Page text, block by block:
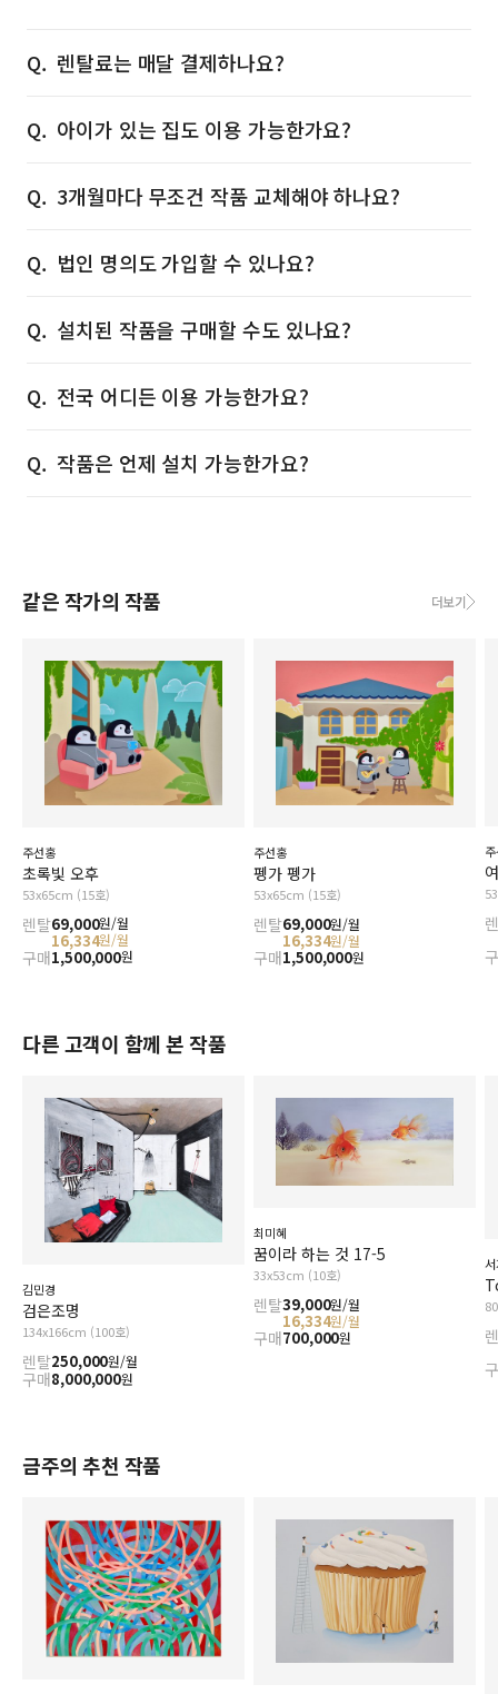
렌탈료는 매달 결제하나요?
아이가 있는 집도 이용 가능한가요?
3개월마다 무조건 작품 교체해야 하나요?
법인 명의도 가입할 수 있나요?
설치된 작품을 구매할 수도 있나요?
전국 어디든 이용 가능한가요?
작품은 언제 설치 가능한가요?
같은 작가의 작품 더보기
주선홍
초록빛 오후
53x65cm (15호)
렌탈69,000원/월
16,334원/월
구매1,500,000원
주선홍
펭가 펭가
53x65cm (15호)
렌탈69,000원/월
16,334원/월
구매1,500,000원
다른 고객이 함께 본 작품
김민경
검은조명
134x166cm (100호)
렌탈250,000원/월
구매8,000,000원
최미혜
꿈이라 하는 것 17-5
33x53cm (10호)
렌탈39,000원/월
16,334원/월
구매700,000원
금주의 추천 작품